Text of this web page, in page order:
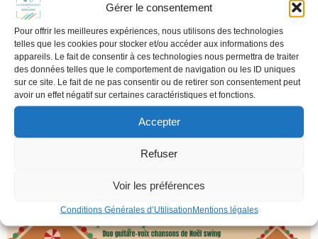
Gérer le consentement
Pour offrir les meilleures expériences, nous utilisons des technologies
telles que les cookies pour stocker et/ou accéder aux informations des
appareils. Le fait de consentir à ces technologies nous permettra de traiter
des données telles que le comportement de navigation ou les ID uniques
sur ce site. Le fait de ne pas consentir ou de retirer son consentement peut
avoir un effet négatif sur certaines caractéristiques et fonctions.
Accepter
Refuser
Voir les préférences
Conditions Générales d’UtilisationMentions légales